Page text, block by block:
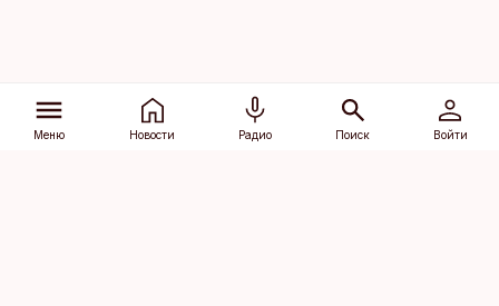
Меню Новости Радио Поиск Войти